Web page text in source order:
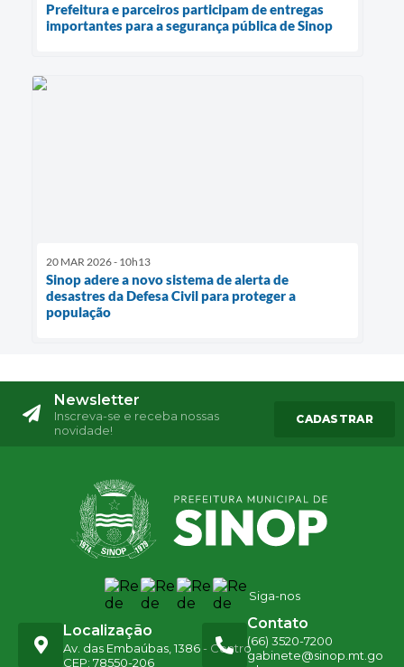
Prefeitura e parceiros participam de entregas
importantes para a segurança pública de Sinop
20 MAR 2026 - 10h13
Sinop adere a novo sistema de alerta de
desastres da Defesa Civil para proteger a
população
Newsletter
Inscreva-se e receba nossas
novidade!
CADASTRAR
Siga-nos
Localização
Av. das Embaúbas, 1386 - Centro
CEP: 78550-206
Contato
(66) 3520-7200
gabinete@sinop.mt.go